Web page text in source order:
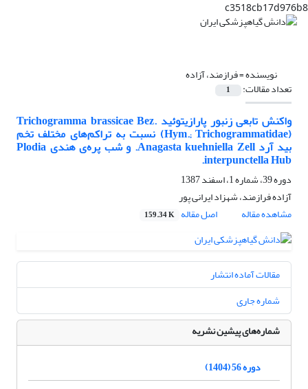
c3518cb17d976b8
نویسنده =فرازمند، آزاده
تعداد مقالات: 1
واکنش تابعی زنبور پارازیتوئید Trichogramma brassicae Bez.
(Hym.; Trichogrammatidae) نسبت به تراکم‌های مختلف تخم
بید آرد Anagasta kuehniella Zell. و شب پره‌ی هندی Plodia
interpunctella Hub.
دوره 39، شماره 1، اسفند 1387
آزاده فرازمند، شهزاد ایرانی پور
مشاهده مقاله
اصل مقاله 159.34 K
مقالات آماده انتشار
شماره جاری
شماره‌های پیشین نشریه
دوره 56 (1404)